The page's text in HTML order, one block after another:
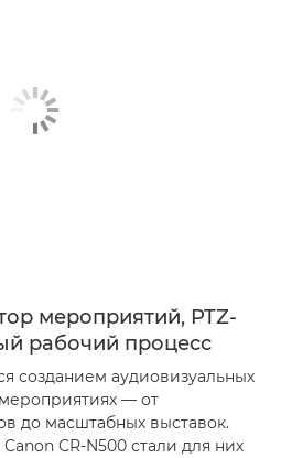
мероприятий, PTZ-
рабочий процесс
созданием аудиовизуальных
— от
до масштабных выставок.
CR-N500 стали для них